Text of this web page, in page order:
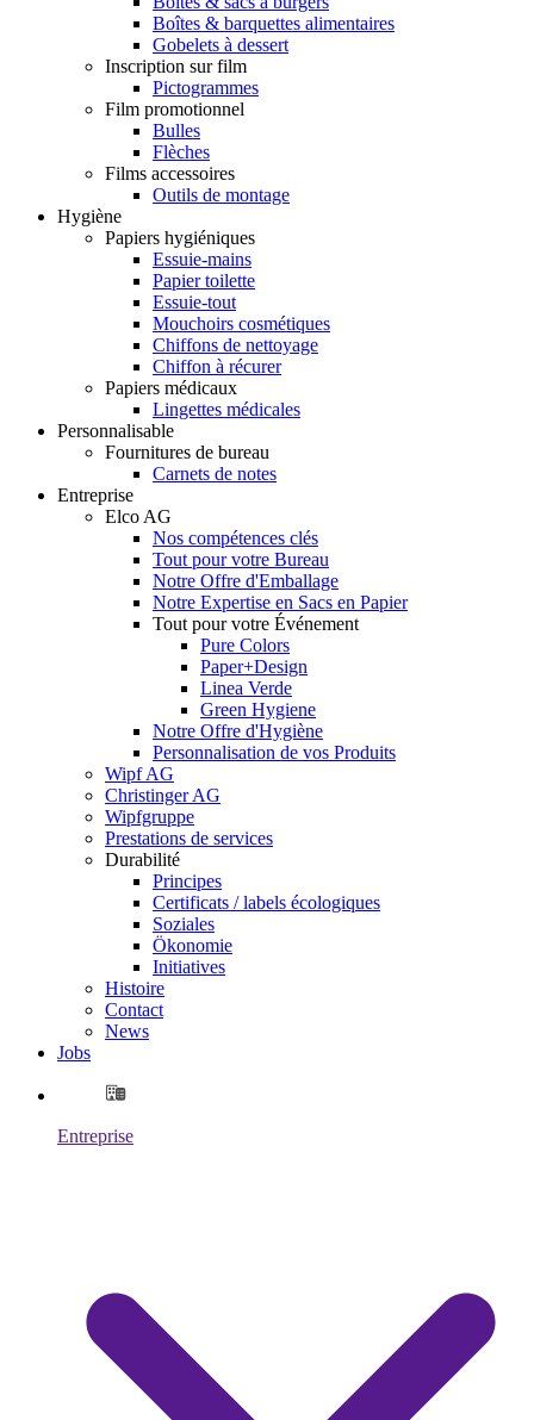
Boîtes & barquettes alimentaires
Gobelets à dessert
Inscription sur film
Pictogrammes
Film promotionnel
Bulles
Flèches
Films accessoires
Outils de montage
Hygiène
Papiers hygiéniques
Essuie-mains
Papier toilette
Essuie-tout
Mouchoirs cosmétiques
Chiffons de nettoyage
Chiffon à récurer
Papiers médicaux
Lingettes médicales
Personnalisable
Fournitures de bureau
Carnets de notes
Entreprise
Elco AG
Nos compétences clés
Tout pour votre Bureau
Notre Offre d'Emballage
Notre Expertise en Sacs en Papier
Tout pour votre Événement
Pure Colors
Paper+Design
Linea Verde
Green Hygiene
Notre Offre d'Hygiène
Personnalisation de vos Produits
Wipf AG
Christinger AG
Wipfgruppe
Prestations de services
Durabilité
Principes
Certificats / labels écologiques
Soziales
Ökonomie
Initiatives
Histoire
Contact
News
Jobs
Entreprise